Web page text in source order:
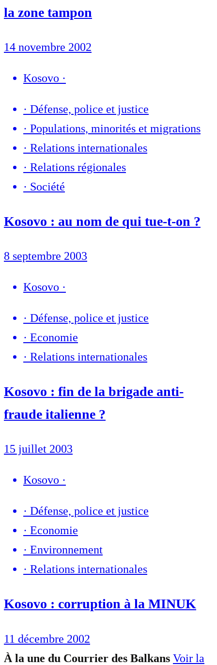
la zone tampon
14 novembre 2002
Kosovo ·
· Défense, police et justice
· Populations, minorités et migrations
· Relations internationales
· Relations régionales
· Société
Kosovo : au nom de qui tue-t-on ?
8 septembre 2003
Kosovo ·
· Défense, police et justice
· Economie
· Relations internationales
Kosovo : fin de la brigade anti-
fraude italienne ?
15 juillet 2003
Kosovo ·
· Défense, police et justice
· Economie
· Environnement
· Relations internationales
Kosovo : corruption à la MINUK
11 décembre 2002
À la une du Courrier des Balkans Voir la